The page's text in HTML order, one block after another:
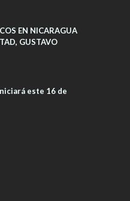
EN NICARAGUA
GUSTAVO
este 16 de